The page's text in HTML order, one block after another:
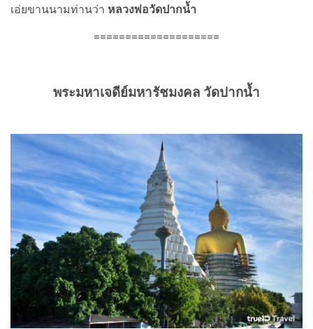
เอ่ยขานนามท่านว่า หลวงพ่อวัดปากน้ำ
====================
พระมหาเจดีย์มหารัชมงคล วัดปากน้ำ